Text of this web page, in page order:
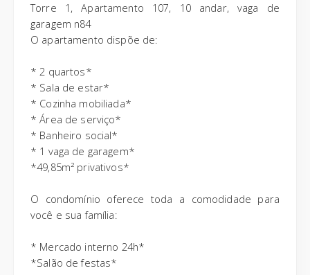
Torre 1, Apartamento 107, 10 andar, vaga de
garagem n84
O apartamento dispõe de:
* 2 quartos*
* Sala de estar*
* Cozinha mobiliada*
* Área de serviço*
* Banheiro social*
* 1 vaga de garagem*
*49,85m² privativos*
O condomínio oferece toda a comodidade para
você e sua família:
* Mercado interno 24h*
*Salão de festas*